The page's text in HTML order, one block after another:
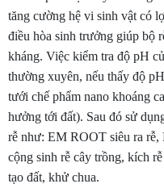
tăng cường hệ vi sinh vật có
điều hòa sinh trưởng giúp bộ
kháng. Việc kiểm tra độ pH
thường xuyên, nếu thấy độ
tưới chế phẩm nano khoáng
hưởng tới đất). Sau đó sử
rễ như: EM ROOT siêu ra
cộng sinh rễ cây trồng, kích
tạo đất, khử chua.